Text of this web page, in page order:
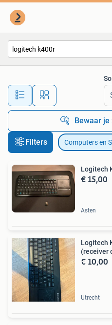
Alle
Bewaar
Filters Computers en
Logitech
€ 15,00
Asten
Logitech
(receiver
€ 10,00
Utrecht